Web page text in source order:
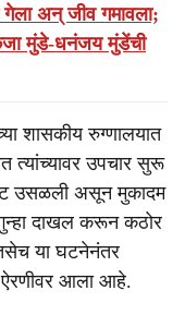
अन् जीव गमावला;
मुंडे-धनंजय मुंडेंची
शासकीय रुग्णालयात
उपचार सुरू
उसळली असून मुकादम
गुन्हा दाखल करून कठोर
या घटनेनंतर
ऐरणीवर आला आहे.